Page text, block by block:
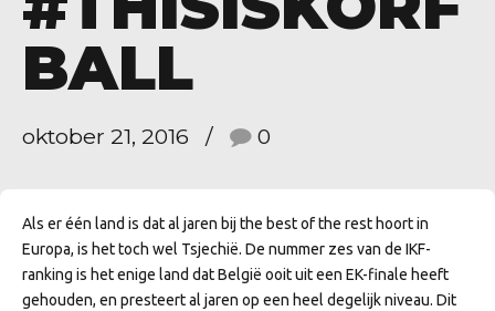
BALL
oktober 21, 2016 0
Als er één land is dat al jaren bij the best of the rest hoort in
Europa, is het toch wel Tsjechië. De nummer zes van de IKF-
ranking is het enige land dat België ooit uit een EK-finale heeft
gehouden, en presteert al jaren op een heel degelijk niveau. Dit